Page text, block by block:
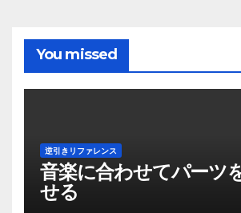
You missed
逆引きリファレンス
音楽に合わせてパーツ
せる